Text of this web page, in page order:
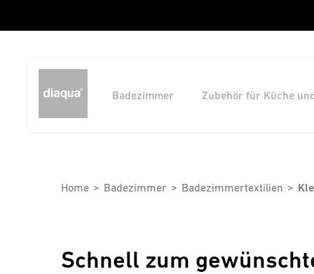
Badezimmer Zubehör für Küche
Home Badezimmer Badezimmertextilien
Schnell zum